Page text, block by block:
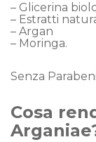
– Glicerina
– Estratti
– Argan
– Moringa.
Senza
Cosa